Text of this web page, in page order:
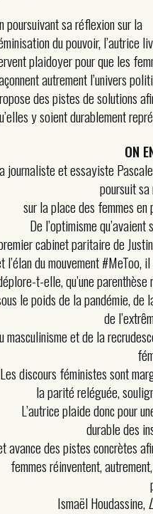
poursuivant sa réflexion sur la
du pouvoir, l’autrice
plaidoyer pour que les
autrement l’univers
des pistes de solutions
y soient durablement
ON
journaliste et essayiste
poursuit
sur la place des femmes en
De l’optimisme qu’avaient
cabinet paritaire de
l’élan du mouvement #MeToo,
t-elle, qu’une
le poids de la pandémie, de
de
masculinisme et de la
Les discours féministes sont
la parité reléguée,
L’autrice plaide donc pour
durable des
avance des pistes concrètes
femmes réinventent,
Ismaël Houdassine,